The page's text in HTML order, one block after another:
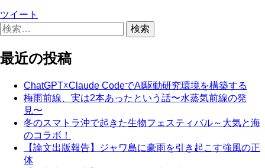
ツイート
検
索:
最近の投稿
ChatGPT☓Claude CodeでAI駆動研究環境を構築する
梅雨前線、実は2本あったという話〜水蒸気前線の発
見〜
冬のスマトラ沖で起きた生物フェスティバル～大気と海
のコラボ！
【論文出版報告】ジャワ島に豪雨を引き起こす強風の正
体